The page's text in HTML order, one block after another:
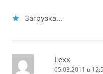
Загрузка...
Lexx
05.03.2011 в